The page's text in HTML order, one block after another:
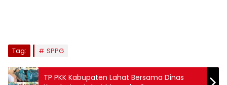
Tag: SPPG
TP PKK Kabupaten Lahat Bersama Dinas